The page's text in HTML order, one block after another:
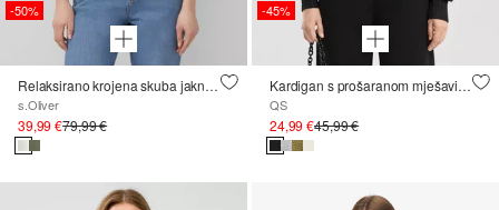
-50%
Relaksirano krojena skuba jakna s tričetvrt rukavima
s.Oliver
39,99 €79,99 €
-45%
Kardigan s prošaranom mješavinom pamuka
QS
24,99 €45,99 €